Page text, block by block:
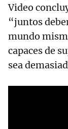
Video
“juntos
mundo
capaces de
sea